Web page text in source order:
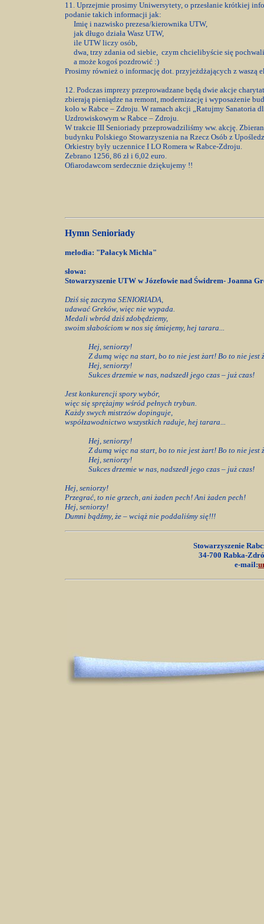
11. Uprzejmie prosimy Uniwersytety, o przesłanie krótkiej
podanie takich informacji jak:
Imię i nazwisko prezesa/kierownika UTW,
jak długo działa Wasz UTW,
ile UTW liczy osób,
dwa, trzy zdania od siebie, czym chcielibyście się
a może kogoś pozdrowić :)
Prosimy również o informację dot. przyjeżdżających z waszą
12. Podczas imprezy przeprowadzane będą dwie akcje
zbierają pieniądze na remont, modernizację i wyposażenie
koło w Rabce – Zdroju. W ramach akcji „Ratujmy
Uzdrowiskowym w Rabce – Zdroju.
W trakcie III Senioriady przeprowadziliśmy ww. akcję.
budynku Polskiego Stowarzyszenia na Rzecz Osób z
Orkiestry były uczennice I LO Romera w Rabce-Zdroju.
Zebrano 1256, 86 zł i 6,02 euro.
Ofiarodawcom serdecznie dziękujemy !!
Hymn Senioriady
melodia: "Pałacyk Michla"
słowa:
Stowarzyszenie UTW w Józefowie nad Świdrem- Joanna
Dziś się zaczyna SENIORIADA,
udawać Greków, więc nie wypada.
Medali wbród dziś zdobędziemy,
swoim słabościom w nos się śmiejemy, hej tarara...
Hej, seniorzy!
Z dumą więc na start, bo to nie jest żart! Bo to nie jest
Hej, seniorzy!
Sukces drzemie w nas, nadszedł jego czas – już czas!
Jest konkurencji spory wybór,
więc się sprężajmy wśród pełnych trybun.
Każdy swych mistrzów dopinguje,
współzawodnictwo wszystkich raduje, hej tarara...
Hej, seniorzy!
Z dumą więc na start, bo to nie jest żart! Bo to nie jest
Hej, seniorzy!
Sukces drzemie w nas, nadszedł jego czas – już czas!
Hej, seniorzy!
Przegrać, to nie grzech, ani żaden pech! Ani żaden pech!
Hej, seniorzy!
Dumni bądźmy, że – wciąż nie poddaliśmy się!!!
Stowarzyszenie
34-700 Rabka-
e-mail: